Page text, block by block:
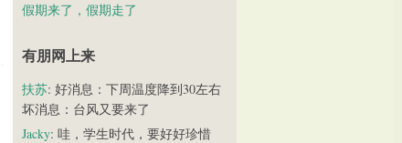
假期来了，假期走了
有朋网上来
扶苏: 好消息：下周温度降到30左右
坏消息：台风又要来了
Jacky: 哇，学生时代，要好好珍惜